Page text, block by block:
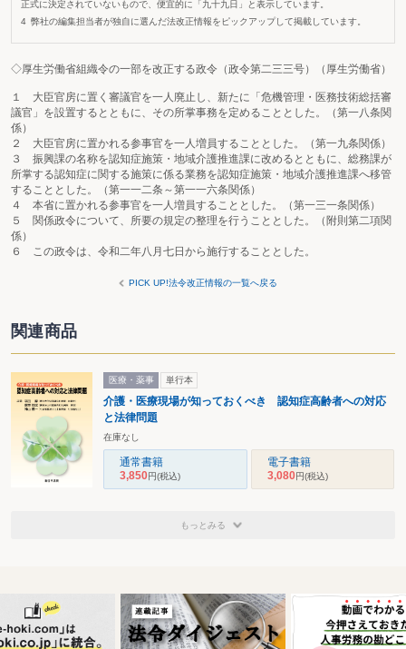
正式に決定されていないもので、便宜的に「九十九日」と表示しています。
弊社の編集担当者が独自に選んだ法改正情報をピックアップして掲載しています。
◇厚生労働省組織令の一部を改正する政令（政令第二三三号）（厚生労働省）
１ 大臣官房に置く審議官を一人廃止し、新たに「危機管理・医務技術総括審
議官」を設置するとともに、その所掌事務を定めることとした。（第一八条関
係）
２ 大臣官房に置かれる参事官を一人増員することとした。（第一九条関係）
３ 振興課の名称を認知症施策・地域介護推進課に改めるとともに、総務課が
所掌する認知症に関する施策に係る業務を認知症施策・地域介護推進課へ移管
することとした。（第一一二条～第一一六条関係）
４ 本省に置かれる参事官を一人増員することとした。（第一三一条関係）
５ 関係政令について、所要の規定の整理を行うこととした。（附則第二項関
係）
６ この政令は、令和二年八月七日から施行することとした。
PICK UP!法令改正情報の一覧へ戻る
関連商品
医療・薬事 単行本
介護・医療現場が知っておくべき 認知症高齢者への対応
と法律問題
在庫なし
通常書籍
3,850円(税込)
電子書籍
3,080円(税込)
もっとみる